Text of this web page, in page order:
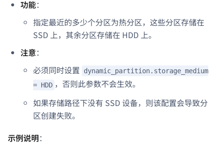
功能：
指定最近的多少个分区为热分区，这些分区存储在
SSD 上，其余分区存储在 HDD 上。
注意：
必须同时设置
dynamic_partition.storage_medium
= HDD ，否则此参数不会生效。
如果存储路径下没有 SSD 设备，则该配置会导致分
区创建失败。
示例说明：